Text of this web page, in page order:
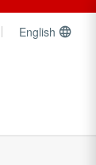
English